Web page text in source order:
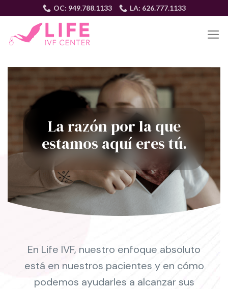
to
content
OC: 949.788.1133 LA: 626.777.1133
La razón por la que
estamos aquí eres tú.
En Life IVF, nuestro enfoque absoluto
está en nuestros pacientes y en cómo
podemos ayudarles a alcanzar sus